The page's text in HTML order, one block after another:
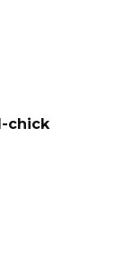
chick